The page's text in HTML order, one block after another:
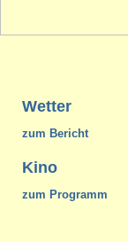
Wetter
zum Bericht
Kino
zum Programm